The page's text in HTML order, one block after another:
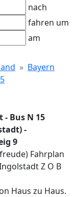
nach
fahren um
am
Bayern
Bus N 15
-
9
Fahrplan
Z O B
Haus zu Haus.